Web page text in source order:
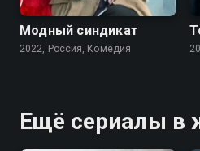
Модный синдикат
2022, Россия, Комедия
Ещё сериалы в